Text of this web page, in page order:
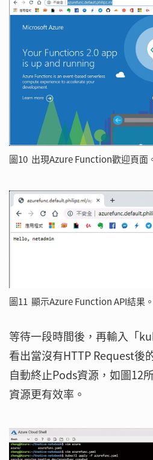
圖10 出現Azure Function歡迎頁面
圖11 顯示Azure Function API結果。
等待一段時間後，再輸入「
看出當沒有HTTP Request後
自動終止Pods資源，如圖12
資源更有效率。